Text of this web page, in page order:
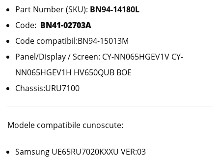
Part Number (SKU): BN94-14180L
Code: BN41-02703A
Code compatibil:BN94-15013M
Panel/Display / Screen: CY-NN065HGEV1V CY-
NN065HGEV1H HV650QUB BOE
Chassis:URU7100
Modele compatibile cunoscute:
Samsung UE65RU7020KXXU VER:03